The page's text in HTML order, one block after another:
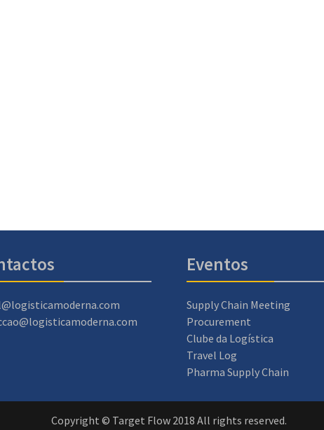
Eventos
Supply Chain Meeting
Procurement
Clube da Logística
Travel Log
Pharma Supply Chain
Copyright © Target Flow 2018 All rights reserved.